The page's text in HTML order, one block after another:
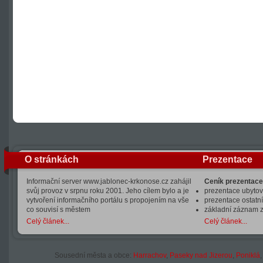
O stránkách
Informační server www.jablonec-krkonose.cz zahájil
svůj provoz v srpnu roku 2001. Jeho cílem bylo a je
vytvoření informačního portálu s propojením na vše
co souvisí s městem
Celý článek...
Prezentace
Ceník
prezentace
prezentace
základní záznam
Celý článek...
Sousední města a obce: Harrachov, Paseky nad Jizerou, Poniklá,